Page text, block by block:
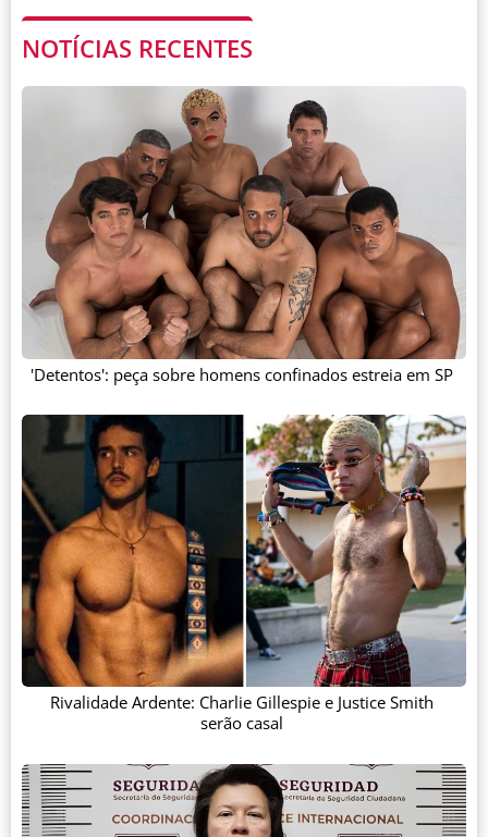
NOTÍCIAS RECENTES
'Detentos': peça sobre homens confinados estreia em SP
Rivalidade Ardente: Charlie Gillespie e Justice Smith
serão casal